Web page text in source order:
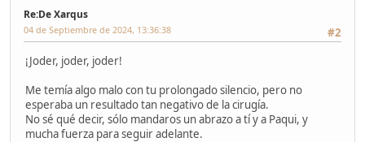
Re:De Xarqus
#2
04 de Septiembre de 2024, 13:36:38
¡Joder, joder, joder!
Me temía algo malo con tu prolongado silencio, pero no
esperaba un resultado tan negativo de la cirugía.
No sé qué decir, sólo mandaros un abrazo a tí y a Paqui, y
mucha fuerza para seguir adelante.